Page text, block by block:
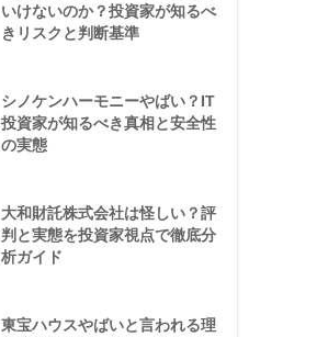
いけないのか？投資家が知るべ
きリスクと判断基準
シノケンハーモニーやばい？IT
投資家が知るべき真相と安全性
の実態
大和財託株式会社は怪しい？評
判と実態を投資家視点で徹底分
析ガイド
東宝ハウスやばいと言われる理